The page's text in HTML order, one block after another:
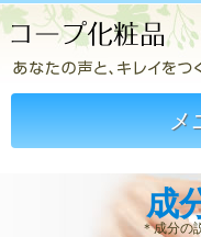
メ
成
＊成分の